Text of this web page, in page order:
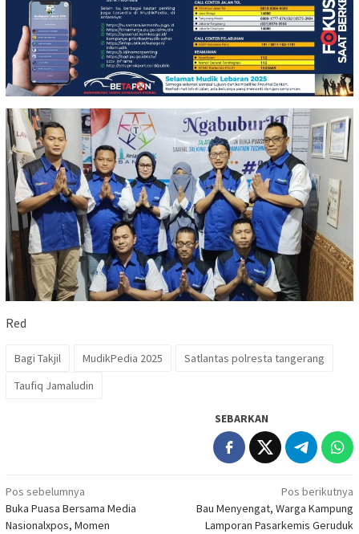
Red
Bagi Takjil MudikPedia 2025
Satlantas polresta tangerang
Taufiq Jamaludin
SEBARKAN
Navigasi
pos
Pos sebelumnya
Buka Puasa Bersama Media
Nasionalxpos, Momen
Pos berikutnya
Bau Menyengat, Warga Kampung
Lamporan Pasarkemis Geruduk